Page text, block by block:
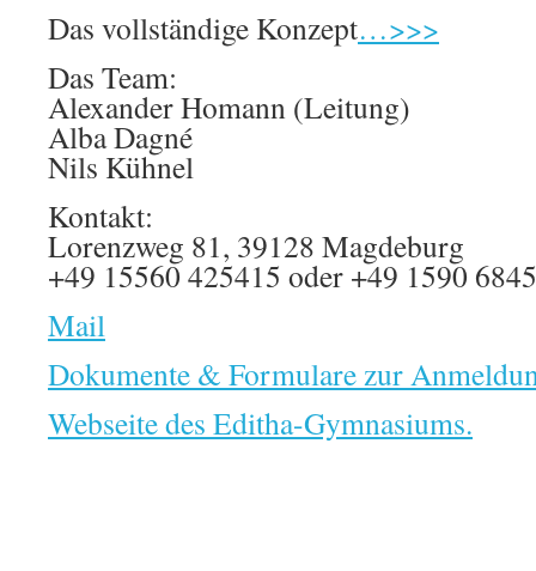
Das vollständige Konzept…>>>
Das Team:
Alexander Homann (Leitung)
Alba Dagné
Nils Kühnel
Kontakt:
Lorenzweg 81, 39128 Magdeburg
+49 15560 425415 oder +49 1590
Mail
Dokumente & Formulare zur
Webseite des Editha-Gymnasiums.